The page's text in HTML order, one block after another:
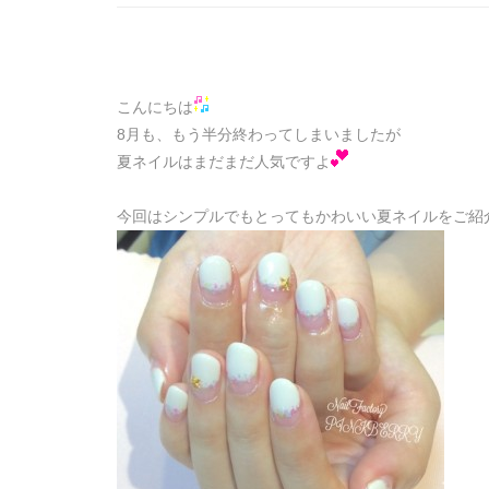
こんにちは
8月も、もう半分終わってしまいましたが
夏ネイルはまだまだ人気ですよ
今回はシンプルでもとってもかわいい夏ネイルをご紹